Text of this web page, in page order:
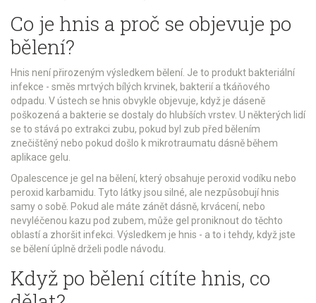
Co je hnis a proč se objevuje po
bělení?
Hnis není přirozeným výsledkem bělení. Je to produkt bakteriální
infekce - směs mrtvých bílých krvinek, bakterií a tkáňového
odpadu. V ústech se hnis obvykle objevuje, když je dáseně
poškozená a bakterie se dostaly do hlubších vrstev. U některých lidí
se to stává po extrakci zubu, pokud byl zub před bělením
znečištěný nebo pokud došlo k mikrotraumatu dásně během
aplikace gelu.
Opalescence je gel na bělení, který obsahuje peroxid vodíku nebo
peroxid karbamidu. Tyto látky jsou silné, ale nezpůsobují hnis
samy o sobě. Pokud ale máte zánět dásně, krvácení, nebo
nevyléčenou kazu pod zubem, může gel proniknout do těchto
oblastí a zhoršit infekci. Výsledkem je hnis - a to i tehdy, když jste
se bělení úplně drželi podle návodu.
Když po bělení cítíte hnis, co